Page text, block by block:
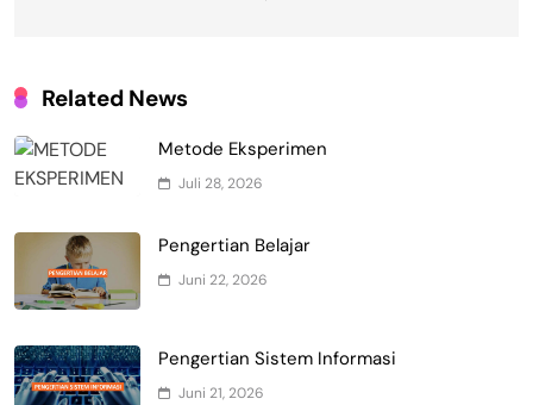
Related News
Metode Eksperimen
Juli 28, 2026
Pengertian Belajar
Juni 22, 2026
Pengertian Sistem Informasi
Juni 21, 2026